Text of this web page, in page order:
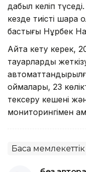
дабыл келіп
кезде тиісті шара
бастығы Нұрбек
Айта кету керек,
тауарларды
қоймалары, 23
тексеру кешені
мониторингімен
Басқа